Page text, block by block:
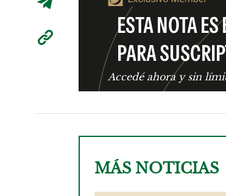
ESTA NOTA
PARA
Accedé ahora y sin
MÁS NOTICIAS